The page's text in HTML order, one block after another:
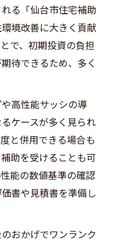
る「仙台市住宅補助
境改善に大きく貢献
で、初期投資の負担
待できるため、多く
高性能サッシの導
ケースが多く見られ
と併用できる場合も
助を受けることも可
能の数値基準の確認
書や見積書を準備し
おかげでワンランク